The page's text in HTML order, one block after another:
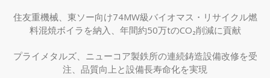
住友重機械、東ソー向け74MW級バイオマス・リサイクル燃
料混焼ボイラを納入、年間約50万tのCO₂削減に貢献
プライメタルズ、ニューコア製鉄所の連続鋳造設備改修を受
注、品質向上と設備長寿命化を実現